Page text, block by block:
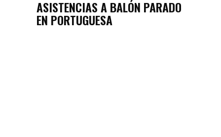
ASISTENCIAS A BALÓN PARADO
EN PORTUGUESA